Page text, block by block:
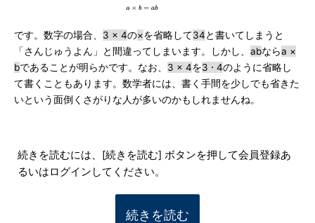
です。数字の場合、 3 × 4の×を省略して34と書いてしまうと
「さんじゅうよん」と間違ってしまいます。しかし、 abならa ×
bであることが明らかです。なお、 3 × 4を3 ⋅ 4のように省略し
て書くこともあります。数学者には、書く手間を少しでも省きた
いという面倒くさがりな人が多いのかもしれませんね。
続きを読むには、[続きを読む] ボタンを押して会員登録あ
るいはログインしてください。
続きを読む